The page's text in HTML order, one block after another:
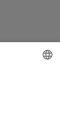
op